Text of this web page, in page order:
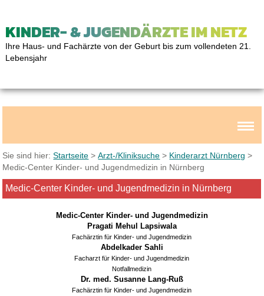
KINDER- & JUGENDÄRZTE IM NETZ
Ihre Haus- und Fachärzte von der Geburt bis zum vollendeten 21.
Lebensjahr
Sie sind hier:Startseite >Arzt-/Kliniksuche > Kinderarzt Nürnberg >
Medic-Center Kinder- und Jugendmedizin in Nürnberg
Medic-Center Kinder- und Jugendmedizin in Nürnberg
Medic-Center Kinder- und Jugendmedizin
Pragati Mehul Lapsiwala
Fachärztin für Kinder- und Jugendmedizin
Abdelkader Sahli
Facharzt für Kinder- und Jugendmedizin
Notfallmedizin
Dr. med. Susanne Lang-Ruß
Fachärztin für Kinder- und Jugendmedizin